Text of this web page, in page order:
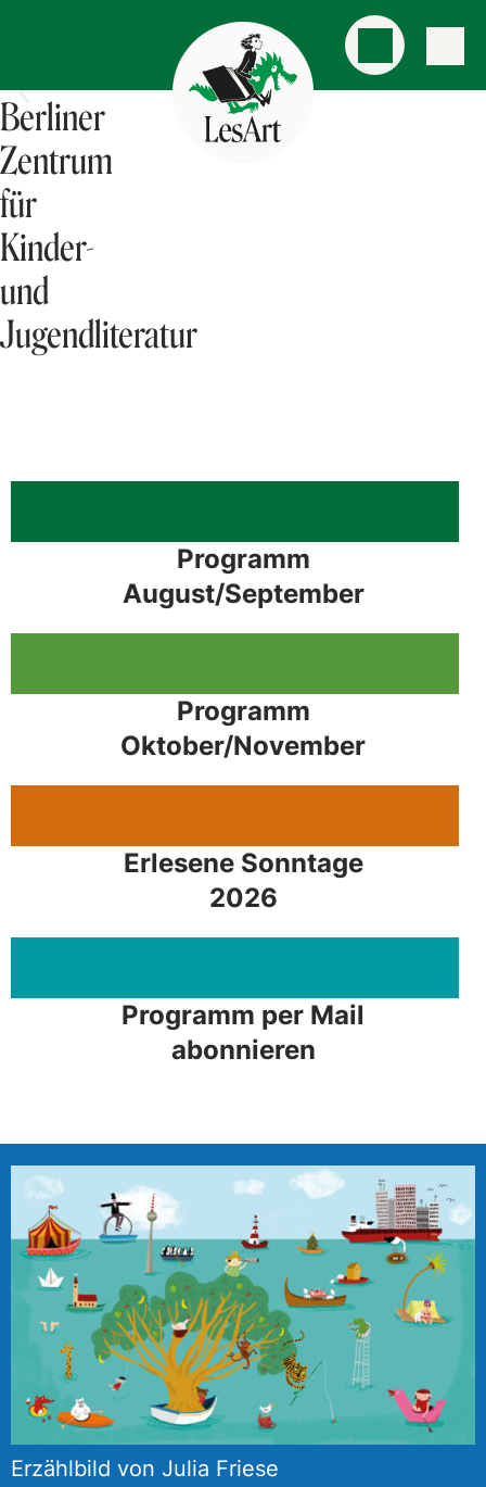
Berliner
Zentrum
für
Kinder-
und
Jugendliteratur
Programm
August/September
Programm
Oktober/November
Erlesene Sonntage
2026
Programm per Mail
abonnieren
Erzählbild von Julia Friese